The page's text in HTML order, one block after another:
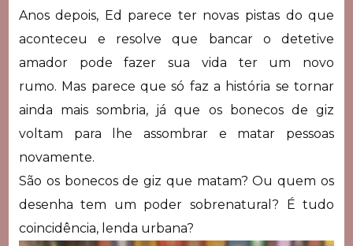
Anos depois, Ed parece ter novas pistas do que
aconteceu e resolve que bancar o detetive
amador pode fazer sua vida ter um novo
rumo. Mas parece que só faz a história se tornar
ainda mais sombria, já que os bonecos de giz
voltam para lhe assombrar e matar pessoas
novamente.
São os bonecos de giz que matam? Ou quem os
desenha tem um poder sobrenatural? É tudo
coincidência, lenda urbana?